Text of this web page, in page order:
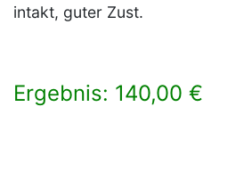
intakt, guter Zust.
Ergebnis: 140,00 €